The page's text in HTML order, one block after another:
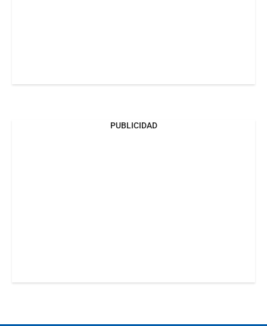
PUBLICIDAD